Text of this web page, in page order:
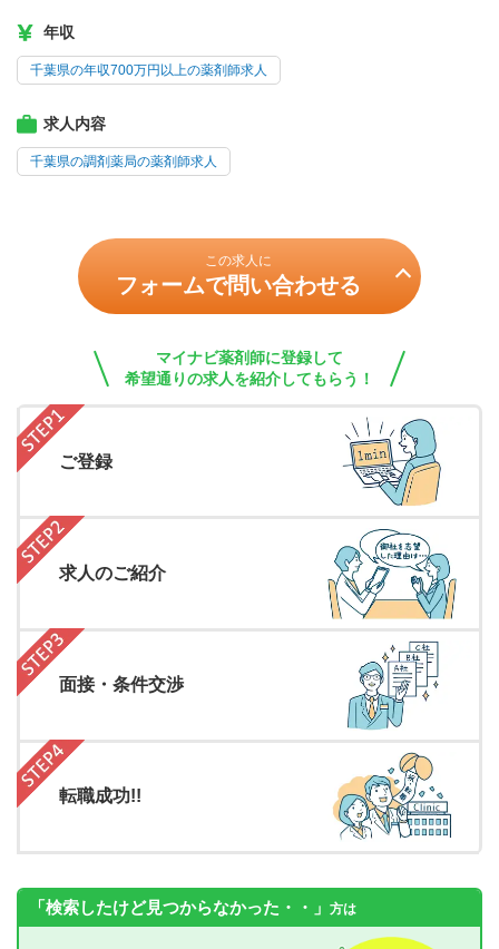
年収
千葉県の年収700万円以上の薬剤師求人
求人内容
千葉県の調剤薬局の薬剤師求人
この求人に
フォームで問い合わせる
マイナビ薬剤師に登録して
希望通りの求人を紹介してもらう！
ご登録
求人のご紹介
面接・条件交渉
転職成功!!
「検索したけど見つからなかった・・」 方は